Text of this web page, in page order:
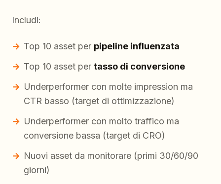
Includi:
Top 10 asset per pipeline influenzata
Top 10 asset per tasso di conversione
Underperformer con molte impression ma
CTR basso (target di ottimizzazione)
Underperformer con molto traffico ma
conversione bassa (target di CRO)
Nuovi asset da monitorare (primi 30/60/90
giorni)